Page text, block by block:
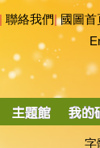
聯絡我們|國圖首
字